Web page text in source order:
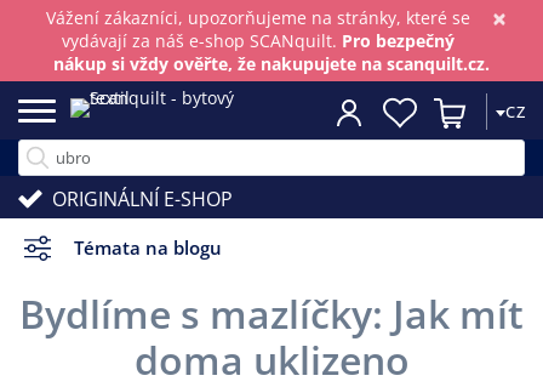
×
Vážení zákazníci, upozorňujeme na stránky, které se
vydávají za náš e-shop SCANquilt. Pro bezpečný
nákup si vždy ověřte, že nakupujete na scanquilt.cz.
CZ
ORIGINÁLNÍ E-SHOP
Témata na blogu
Bydlíme s mazlíčky: Jak mít
doma uklizeno